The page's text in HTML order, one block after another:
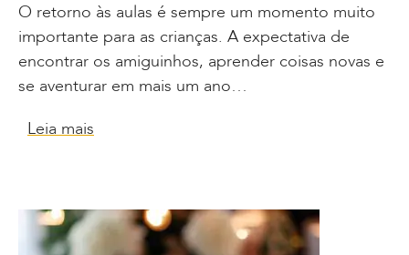
O retorno às aulas é sempre um momento muito
importante para as crianças. A expectativa de
encontrar os amiguinhos, aprender coisas novas e
se aventurar em mais um ano…
Leia mais